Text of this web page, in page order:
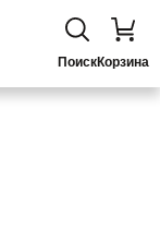
ПоискКорзина